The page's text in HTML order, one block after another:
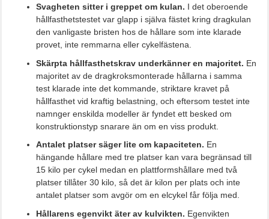
Svagheten sitter i greppet om kulan. I det oberoende
hållfasthetstestet var glapp i själva fästet kring dragkulan
den vanligaste bristen hos de hållare som inte klarade
provet, inte remmarna eller cykelfästena.
Skärpta hållfasthetskrav underkänner en majoritet. En
majoritet av de dragkroksmonterade hållarna i samma
test klarade inte det kommande, striktare kravet på
hållfasthet vid kraftig belastning, och eftersom testet inte
namnger enskilda modeller är fyndet ett besked om
konstruktionstyp snarare än om en viss produkt.
Antalet platser säger lite om kapaciteten. En
hängande hållare med tre platser kan vara begränsad till
15 kilo per cykel medan en plattformshållare med två
platser tillåter 30 kilo, så det är kilon per plats och inte
antalet platser som avgör om en elcykel får följa med.
Hållarens egenvikt äter av kulvikten. Egenvikten